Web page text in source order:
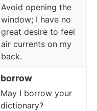
Avoid opening the
window; I have no
great desire to feel
air currents on my
back.
borrow
May I borrow your
dictionary?